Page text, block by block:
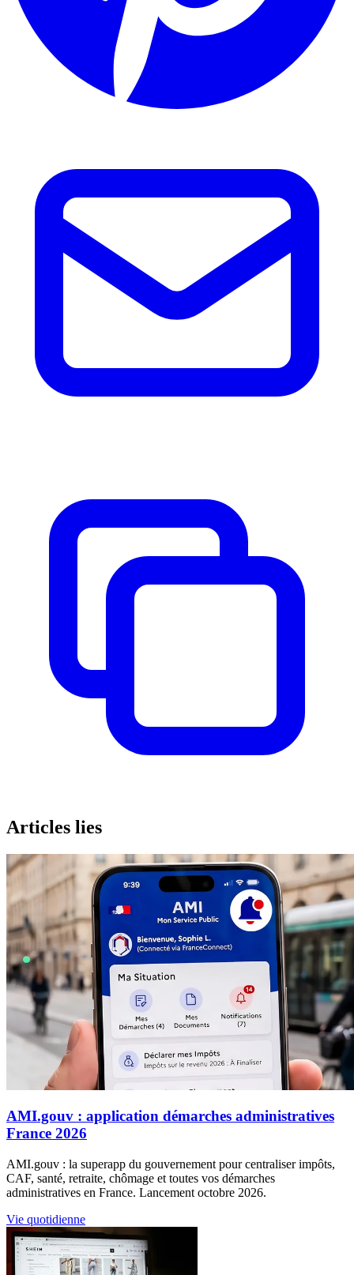
Articles lies
AMI.gouv : application démarches administratives
France 2026
AMI.gouv : la superapp du gouvernement pour centraliser impôts,
CAF, santé, retraite, chômage et toutes vos démarches
administratives en France. Lancement octobre 2026.
Vie quotidienne